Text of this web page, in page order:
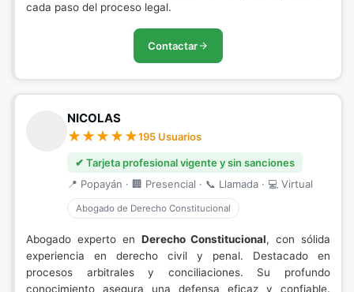
cada paso del proceso legal.
Contactar
NICOLAS
195 Usuarios
✔ Tarjeta profesional vigente y sin sanciones
📍 Popayán · 🏢 Presencial · 📞 Llamada · 💻 Virtual
Abogado de Derecho Constitucional
Abogado experto en Derecho Constitucional, con sólida
experiencia en derecho civil y penal. Destacado en
procesos arbitrales y conciliaciones. Su profundo
conocimiento asegura una defensa eficaz y confiable.